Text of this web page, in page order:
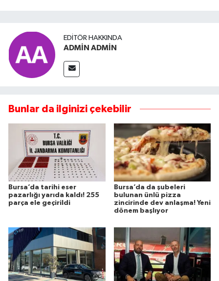
EDITÖR HAKKINDA
ADMİN ADMİN
Bunlar da ilginizi çekebilir
Bursa’da tarihi eser
pazarlığı yarıda kaldı! 255
parça ele geçirildi
Bursa’da da şubeleri
bulunan ünlü pizza
zincirinde dev anlaşma! Yeni
dönem başlıyor